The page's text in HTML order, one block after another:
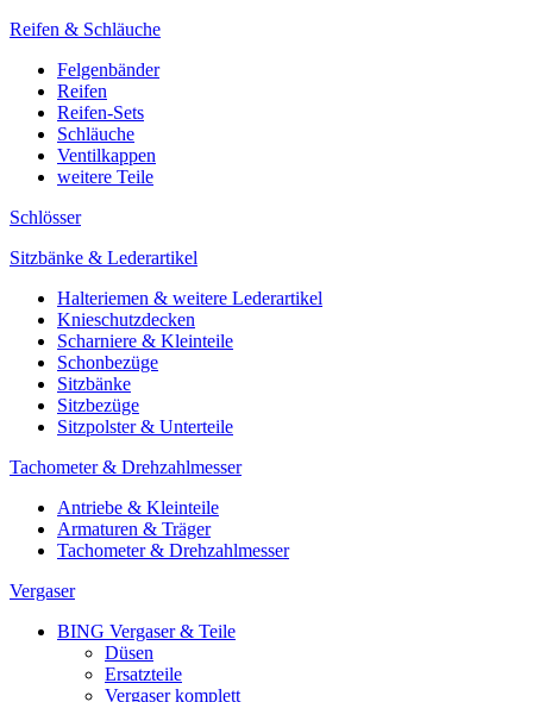
Reifen & Schläuche
Felgenbänder
Reifen
Reifen-Sets
Schläuche
Ventilkappen
weitere Teile
Schlösser
Sitzbänke & Lederartikel
Halteriemen & weitere Lederartikel
Knieschutzdecken
Scharniere & Kleinteile
Schonbezüge
Sitzbänke
Sitzbezüge
Sitzpolster & Unterteile
Tachometer & Drehzahlmesser
Antriebe & Kleinteile
Armaturen & Träger
Tachometer & Drehzahlmesser
Vergaser
BING Vergaser & Teile
Düsen
Ersatzteile
Vergaser komplett